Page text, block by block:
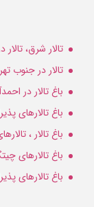
تالار شرق،
تالار در جنوب
باغ تالار در
باغ تالارهای
باغ تالار ،
باغ تالارهای
باغ تالارهای